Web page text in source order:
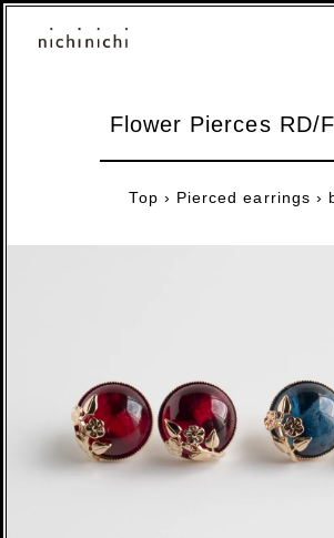
Flower Pierces RD/
Top › Pierced earrings ›